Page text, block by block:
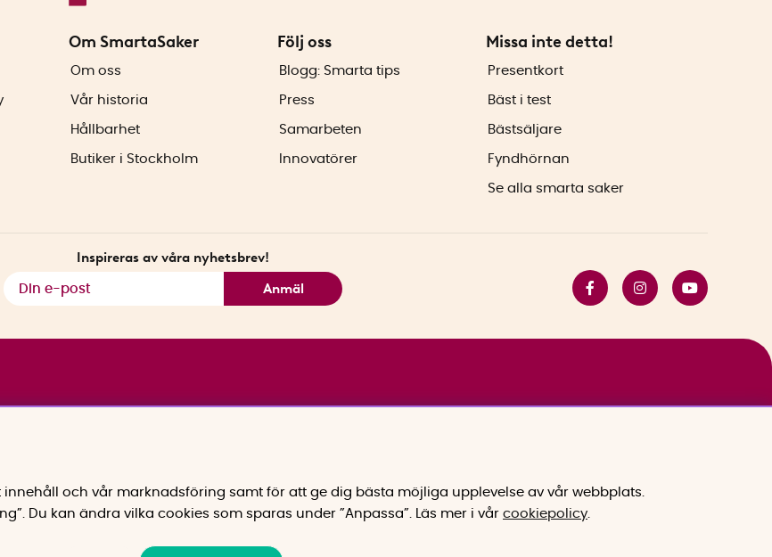
Om SmartaSaker
Om oss
Vår historia
Hållbarhet
Butiker i Stockholm
Följ oss
Blogg: Smarta tips
Press
Samarbeten
Innovatörer
Missa inte detta!
Presentkort
Bäst i test
Bästsäljare
Fyndhörnan
Se alla smarta saker
Inspireras av våra nyhetsbrev!
Anmäl
och vår marknadsföring samt för att ge dig bästa möjliga upplevelse av vår webbplats.
Du kan ändra vilka cookies som sparas under ”Anpassa”.
Läs mer i vår cookiepolicy